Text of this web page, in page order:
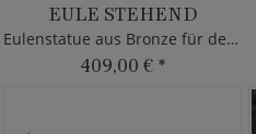
EULE STEHEND
Eulenstatue aus Bronze für den Garten
409,00 € *